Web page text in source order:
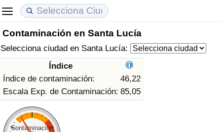
Contaminación en Santa Lucía
Selecciona ciudad en Santa Lucía:
Índice
Índice de contaminación:
46,22
Escala Exp. de Contaminación: 85,05
Contaminación
Coste de vida
Índice de Costo de Vida (Actual)
Índice de Costo de Vida
Índice de costo de vida por país
Precios de las propiedades
Índice de Precios de Inmuebles (Actual)
Índice de Precios de Inmuebles
Índice de Precios de Inmuebles por País
Calidad de Vida
Índice de Calidad de Vida
Índice de Calidad de Vida (Actual)
Índice de calidad de vida por país